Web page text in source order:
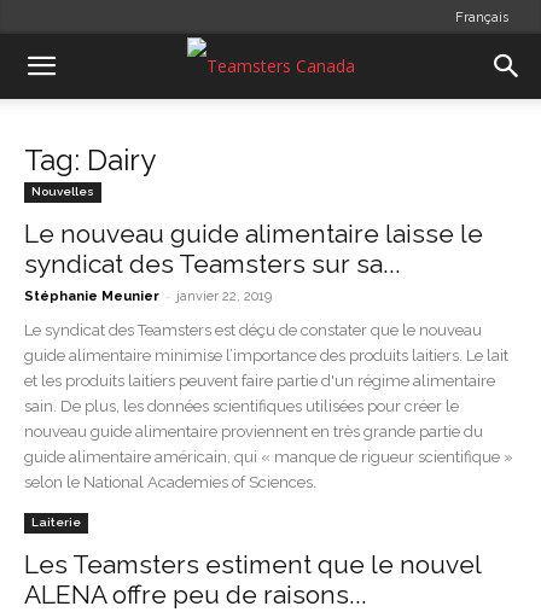
Français
Tag: Dairy
Nouvelles
Le nouveau guide alimentaire laisse le
syndicat des Teamsters sur sa...
Stéphanie Meunier - janvier 22, 2019
Le syndicat des Teamsters est déçu de constater que le nouveau
guide alimentaire minimise l’importance des produits laitiers. Le lait
et les produits laitiers peuvent faire partie d'un régime alimentaire
sain. De plus, les données scientifiques utilisées pour créer le
nouveau guide alimentaire proviennent en très grande partie du
guide alimentaire américain, qui « manque de rigueur scientifique »
selon le National Academies of Sciences.
Laiterie
Les Teamsters estiment que le nouvel
ALENA offre peu de raisons...